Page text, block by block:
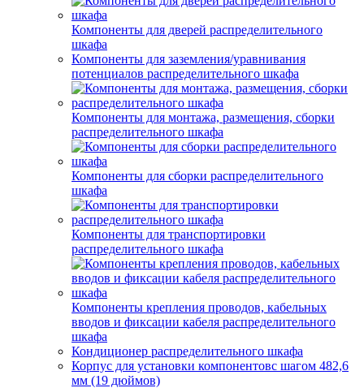
Компоненты для дверей распределительного
шкафа
Компоненты для заземления/уравнивания
потенциалов распределительного шкафа
Компоненты для монтажа, размещения, сборки
распределительного шкафа
Компоненты для сборки распределительного
шкафа
Компоненты для транспортировки
распределительного шкафа
Компоненты крепления проводов, кабельных
вводов и фиксации кабеля распределительного
шкафа
Кондиционер распределительного шкафа
Корпус для установки компонентовс шагом 482,6
мм (19 дюймов)